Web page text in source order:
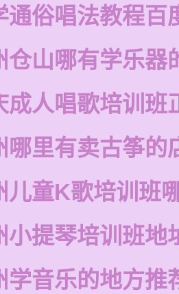
通俗唱法教程百
仓山哪有学乐器
成人唱歌培训班
哪里有卖古筝的
儿童K歌培训班
小提琴培训班地
学音乐的地方推